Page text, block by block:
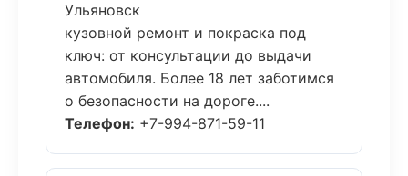
Ульяновск
кузовной ремонт и покраска под
ключ: от консультации до выдачи
автомобиля. Более 18 лет заботимся
о безопасности на дороге....
Телефон: +7-994-871-59-11